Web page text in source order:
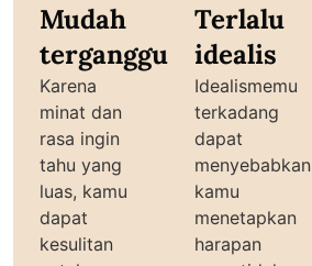
Mudah
terganggu
Karena
minat dan
rasa ingin
tahu yang
luas, kamu
dapat
kesulitan
Terlalu
idealis
Idealismemu
terkadang
dapat
menyebabkan
kamu
menetapkan
harapan